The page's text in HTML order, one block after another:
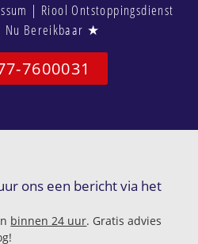
| Riool Ontstoppingsdienst
Nu Bereikbaar ★
7600031
ons een bericht via het
binnen 24 uur. Gratis advies